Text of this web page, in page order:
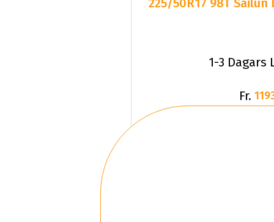
225/50R17 98T Sailun
1-3 Dagars
Fr.